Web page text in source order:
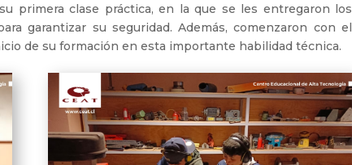
primera clase práctica, en la que se les entregaron los
garantizar su seguridad. Además, comenzaron con el
de su formación en esta importante habilidad técnica.